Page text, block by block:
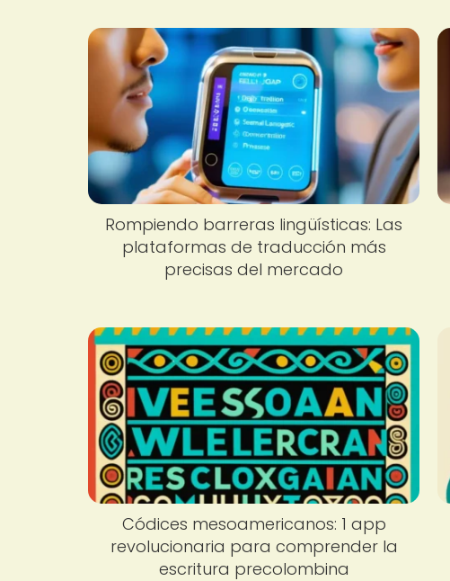
Rompiendo barreras lingüísticas: Las
plataformas de traducción más
precisas del mercado
Códices mesoamericanos: 1 app
revolucionaria para comprender la
escritura precolombina